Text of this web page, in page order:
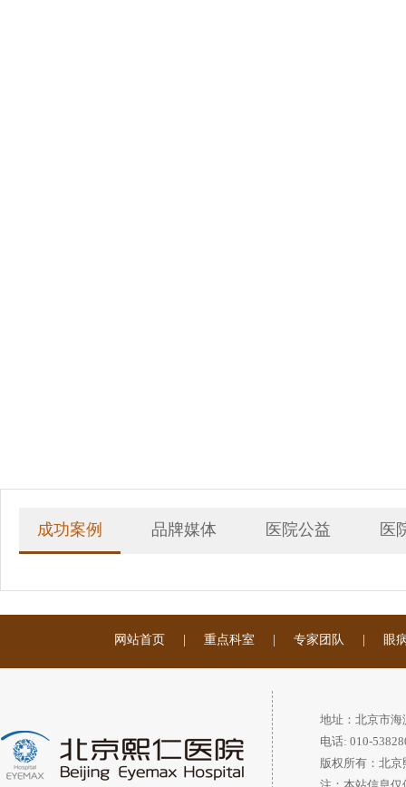
成功案例 品牌媒体 医院公益 医
网站首页 | 重点科室 | 专家团队 | 眼
地址：北京市
电话: 010-
版权所有：北
注：本站信息